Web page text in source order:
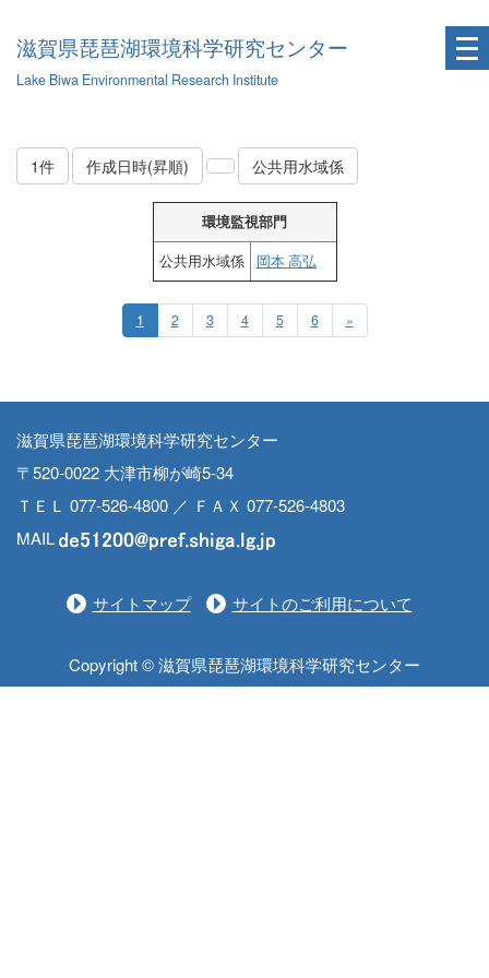
滋賀県琵琶湖環境科学研究センター
Lake Biwa Environmental Research Institute
1件 作成日時(昇順) 公共用水域係
環境監視部門
公共用水域係
岡本 高弘
1 2 3 4 5 6 »
滋賀県琵琶湖環境科学研究センター
〒520-0022 大津市柳が崎5-34
ＴＥＬ 077-526-4800 ／ ＦＡＸ 077-526-4803
MAIL
サイトマップ サイトのご利用について
Copyright © 滋賀県琵琶湖環境科学研究センター